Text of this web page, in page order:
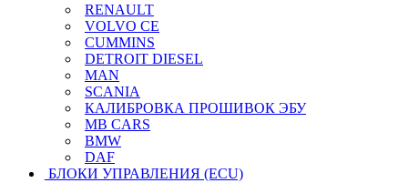
RENAULT
VOLVO CE
CUMMINS
DETROIT DIESEL
MAN
SCANIA
КАЛИБРОВКА ПРОШИВОК ЭБУ
MB CARS
BMW
DAF
БЛОКИ УПРАВЛЕНИЯ (ECU)